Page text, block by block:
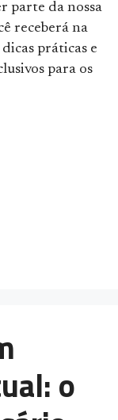
parte da nossa
receberá na
práticas e
para os
o